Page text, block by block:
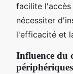
facilite l'accès
nécessiter
l'efficacité et
Influence du